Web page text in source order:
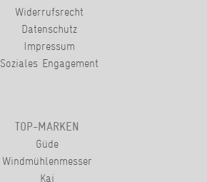
Widerrufsrecht
Datenschutz
Impressum
Soziales Engagement
TOP-MARKEN
Güde
Windmühlenmesser
Kai